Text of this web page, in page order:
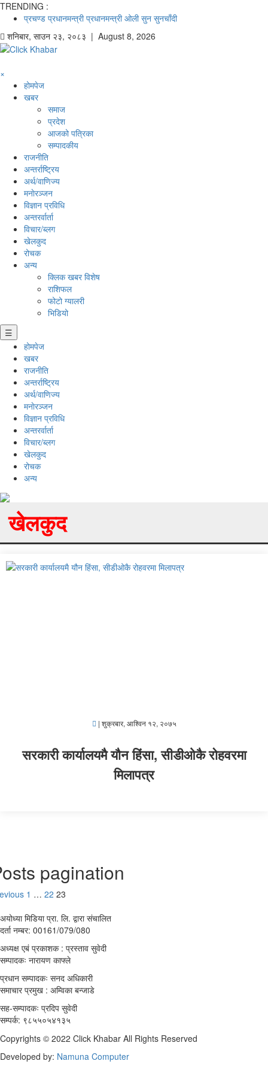
TRENDING :
प्रचण्ड प्रधानमन्त्री प्रधानमन्त्री ओली सुन सुनचाँदी
शनिबार, साउन २३, २०८३ | August 8, 2026
×
होमपेज
खबर
समाज
प्रदेश
आजको पत्रिका
सम्पादकीय
राजनीति
अन्तर्राष्ट्रिय
अर्थ/वाणिज्य
मनाेरञ्जन
विज्ञान प्रविधि
अन्तरर्वार्ता
विचार/ब्लग
खेलकुद
रोचक
अन्य
क्लिक खबर विशेष
राशिफल
फोटो ग्यालरी
भिडियो
☰
होमपेज
खबर
राजनीति
अन्तर्राष्ट्रिय
अर्थ/वाणिज्य
मनाेरञ्जन
विज्ञान प्रविधि
अन्तरर्वार्ता
विचार/ब्लग
खेलकुद
रोचक
अन्य
खेलकुद
| शुक्रबार, आश्विन १२, २०७५
सरकारी कार्यालयमै यौन हिंसा, सीडीओकै रोहवरमा
मिलापत्र
pagination
1 … 22 23
अयोध्या मिडिया प्रा. लि. द्वारा संचालित
दर्ता नम्बर: 00161/079/080
अध्यक्ष एबं प्रकाशक : प्रस्ताव सुवेदी
सम्पादकः नारायण काफ्ले
प्रधान सम्पादकः सनद अधिकारी
समाचार प्रमुख : अम्विका बन्जाडे
सह-सम्पादकः प्रदिप सुवेदी
सम्पर्क: ९८५५०५४१३५
Copyrights © 2022 Click Khabar All Rights Reserved
Developed by: Namuna Computer